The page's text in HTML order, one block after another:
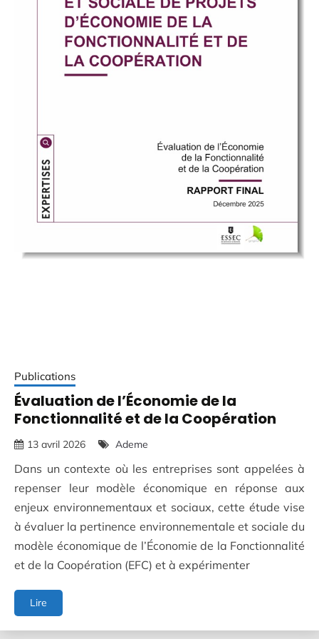
Publications
Évaluation de l’Économie de la
Fonctionnalité et de la Coopération
13 avril 2026 Ademe
Dans un contexte où les entreprises sont appelées à
repenser leur modèle économique en réponse aux
enjeux environnementaux et sociaux, cette étude vise
à évaluer la pertinence environnementale et sociale du
modèle économique de l’Économie de la Fonctionnalité
et de la Coopération (EFC) et à expérimenter
Lire
de
l’Économie